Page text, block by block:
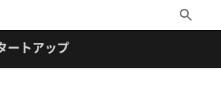
Toggle
Search
ートアップ